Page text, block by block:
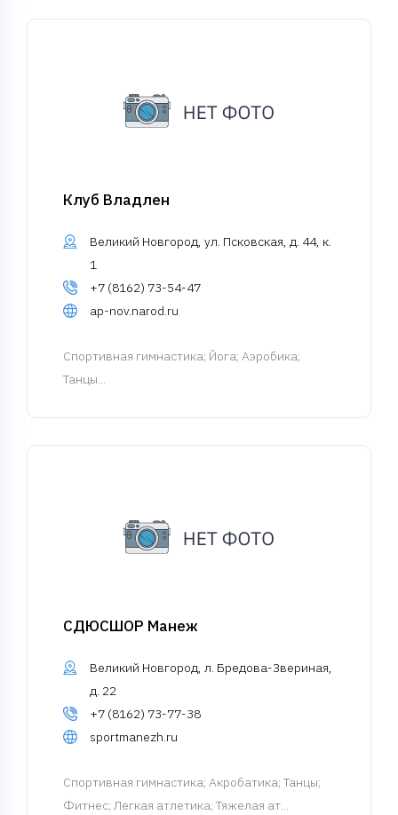
Клуб Владлен
Великий Новгород, ул. Псковская, д. 44, к.
1
+7 (8162) 73-54-47
ap-nov.narod.ru
Спортивная гимнастика; Йога; Аэробика;
Танцы...
СДЮСШОР Манеж
Великий Новгород, л. Бредова-Звериная,
д. 22
+7 (8162) 73-77-38
sportmanezh.ru
Спортивная гимнастика; Акробатика; Танцы;
Фитнес; Легкая атлетика; Тяжелая ат...